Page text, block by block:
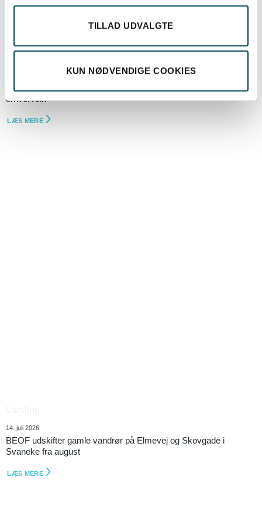
TILLAD UDVALGTE
KUN NØDVENDIGE COOKIES
BEOF åbner nu også for ladeløsninger til det bornholmske
erhvervsliv
LÆS MERE
14. juli 2026
BEOF udskifter gamle vandrør på Elmevej og Skovgade i
Svaneke fra august
LÆS MERE